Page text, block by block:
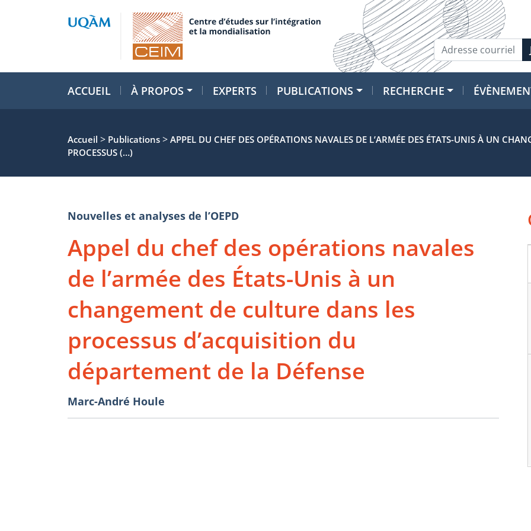
ACCUEIL À PROPOS EXPERTS PUBLICATIONS RECHERCHE
Accueil > Publications > APPEL DU CHEF DES OPÉRATIONS NAVALES DE L’ARMÉE DES ÉTATS-UNIS À UN
PROCESSUS (…)
Nouvelles et analyses de l’OEPD
Appel du chef des opérations navales
de l’armée des États-Unis à un
changement de culture dans les
processus d’acquisition du
département de la Défense
Marc-André Houle